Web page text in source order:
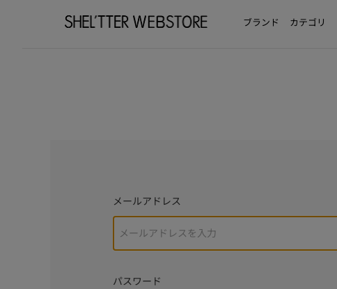
ブランド カテゴリ
メールアドレス
パスワード